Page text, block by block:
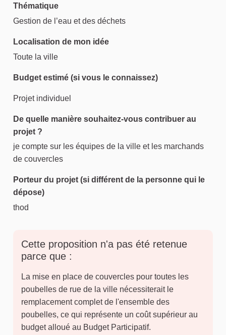
Thématique
Gestion de l’eau et des déchets
Localisation de mon idée
Toute la ville
Budget estimé (si vous le connaissez)
Projet individuel
De quelle manière souhaitez-vous contribuer au
projet ?
je compte sur les équipes de la ville et les marchands
de couvercles
Porteur du projet (si différent de la personne qui le
dépose)
thod
Cette proposition n'a pas été retenue
parce que :
La mise en place de couvercles pour toutes les
poubelles de rue de la ville nécessiterait le
remplacement complet de l'ensemble des
poubelles, ce qui représente un coût supérieur au
budget alloué au Budget Participatif.